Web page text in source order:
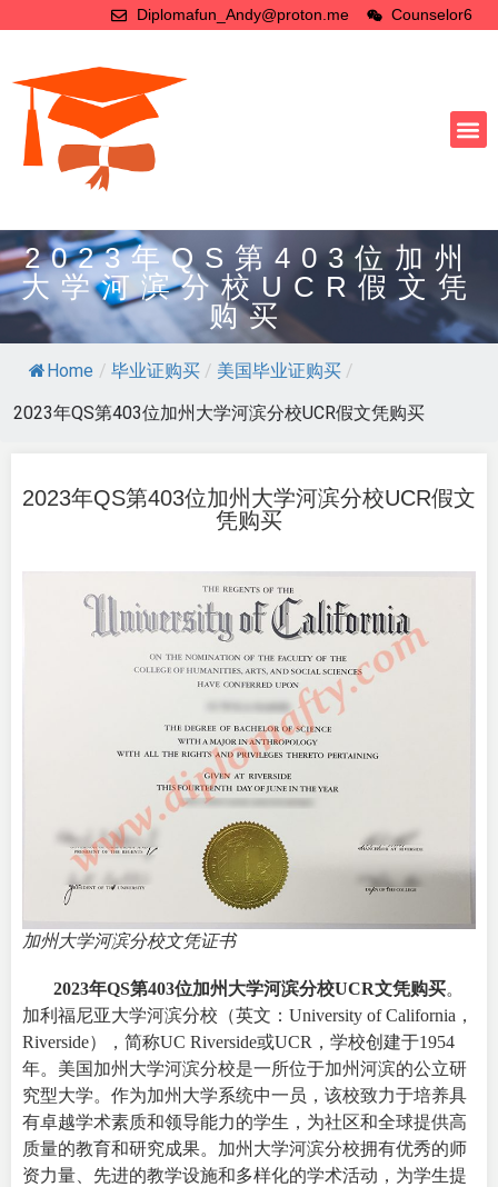
Diplomafun_Andy@proton.me Counselor6
2023年QS第403位加州
大学河滨分校UCR假文凭
购买
Home / 毕业证购买 / 美国毕业证购买 /
2023年QS第403位加州大学河滨分校UCR假文凭购买
2023年QS第403位加州大学河滨分校UCR假文
凭购买
加州大学河滨分校文凭证书
2023年QS第403位加州大学河滨分校UCR文凭购买。
加利福尼亚大学河滨分校 （英文：University of California，
Riverside），简称UC Riverside或UCR，学校创建于1954
年。美国加州大学河滨分校是一所位于加州河滨的公立研
究型大学。作为加州大学系统中一员，该校致力于培养具
有卓越学术素质和领导能力的学生，为社区和全球提供高
质量的教育和研究成果。加州大学河滨分校拥有优秀的师
资力量、先进的教学设施和多样化的学术活动，为学生提